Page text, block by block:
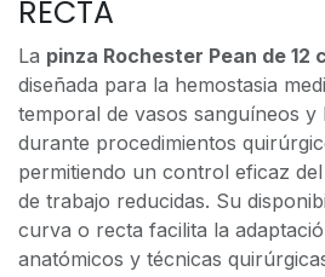
RECTA
La pinza Rochester Pean de 12
diseñada para la hemostasia
temporal de vasos sanguíneos y
durante procedimientos
permitiendo un control eficaz
de trabajo reducidas. Su
curva o recta facilita la
anatómicos y técnicas